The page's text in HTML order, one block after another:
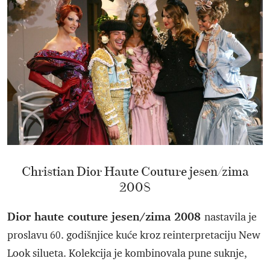
Christian Dior Haute Couture jesen/zima
2008
Dior haute couture jesen/zima 2008 nastavila je
proslavu 60. godišnjice kuće kroz reinterpretaciju New
Look silueta. Kolekcija je kombinovala pune suknje,